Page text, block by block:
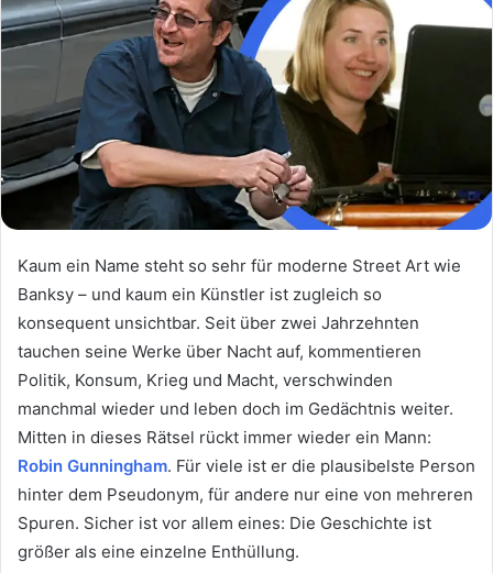
Kaum ein Name steht so sehr für moderne Street Art wie
Banksy – und kaum ein Künstler ist zugleich so
konsequent unsichtbar. Seit über zwei Jahrzehnten
tauchen seine Werke über Nacht auf, kommentieren
Politik, Konsum, Krieg und Macht, verschwinden
manchmal wieder und leben doch im Gedächtnis weiter.
Mitten in dieses Rätsel rückt immer wieder ein Mann:
Robin Gunningham. Für viele ist er die plausibelste Person
hinter dem Pseudonym, für andere nur eine von mehreren
Spuren. Sicher ist vor allem eines: Die Geschichte ist
größer als eine einzelne Enthüllung.